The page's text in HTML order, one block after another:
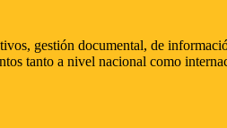
gestión documental, de
tanto a nivel nacional como